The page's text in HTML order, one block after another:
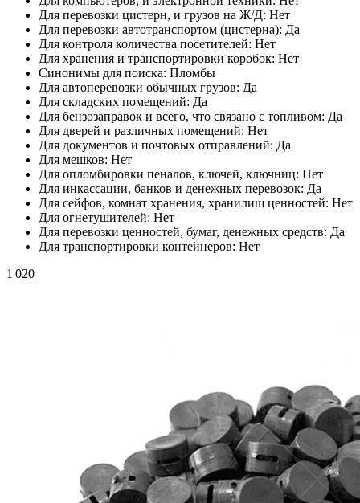
Для перевозки цистерн, и грузов на Ж/Д: Нет
Для перевозки автотранспортом (цистерна): Да
Для контроля количества посетителей: Нет
Для хранения и транспортировки коробок: Нет
Синонимы для поиска: Пломбы
Для автоперевозки обычных грузов: Да
Для складских помещений: Да
Для бензозаправок и всего, что связано с топливом: Да
Для дверей и различных помещений: Нет
Для документов и почтовых отправлений: Да
Для мешков: Нет
Для опломбировки пеналов, ключей, ключниц: Нет
Для инкассации, банков и денежных перевозок: Да
Для сейфов, комнат хранения, хранилищ ценностей: Нет
Для огнетушителей: Нет
Для перевозки ценностей, бумаг, денежных средств: Да
Для транспортировки контейнеров: Нет
1 020